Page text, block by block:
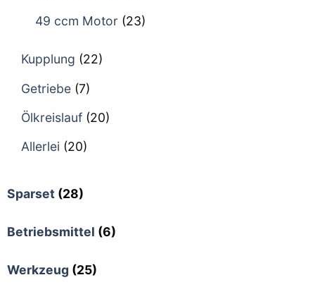
49 ccm Motor (23)
Kupplung (22)
Getriebe (7)
Ölkreislauf (20)
Allerlei (20)
Sparset (28)
Betriebsmittel (6)
Werkzeug (25)